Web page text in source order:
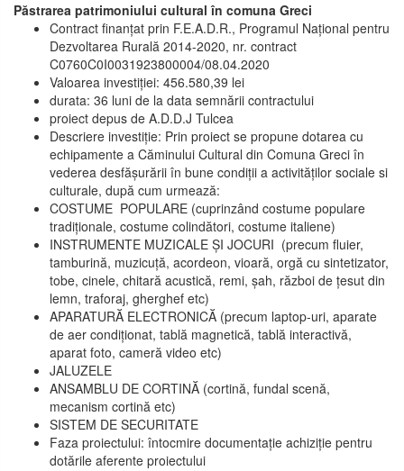
Păstrarea patrimoniului cultural în comuna Greci
Contract finanțat prin F.E.A.D.R., Programul Național pentru
Dezvoltarea Rurală 2014-2020, nr. contract
C0760C0I0031923800004/08.04.2020
Valoarea investiției: 456.580,39 lei
durata: 36 luni de la data semnării contractului
proiect depus de A.D.D.J Tulcea
Descriere investiție: Prin proiect se propune dotarea cu
echipamente a Căminului Cultural din Comuna Greci în
vederea desfășurării în bune condiții a activităților sociale si
culturale, după cum urmează:
COSTUME POPULARE (cuprinzând costume populare
tradiționale, costume colindători, costume italiene)
INSTRUMENTE MUZICALE ȘI JOCURI (precum fluier,
tamburină, muzicuță, acordeon, vioară, orgă cu sintetizator,
tobe, cinele, chitară acustică, remi, șah, război de țesut din
lemn, traforaj, gherghef etc)
APARATURĂ ELECTRONICĂ (precum laptop-uri, aparate
de aer condiționat, tablă magnetică, tablă interactivă,
aparat foto, cameră video etc)
JALUZELE
ANSAMBLU DE CORTINĂ (cortină, fundal scenă,
mecanism cortină etc)
SISTEM DE SECURITATE
Faza proiectului: întocmire documentație achiziție pentru
dotările aferente proiectului